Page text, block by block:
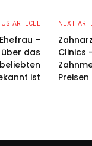
ARTICLE
–
das
ist
NEXT
Clinics
Preisen